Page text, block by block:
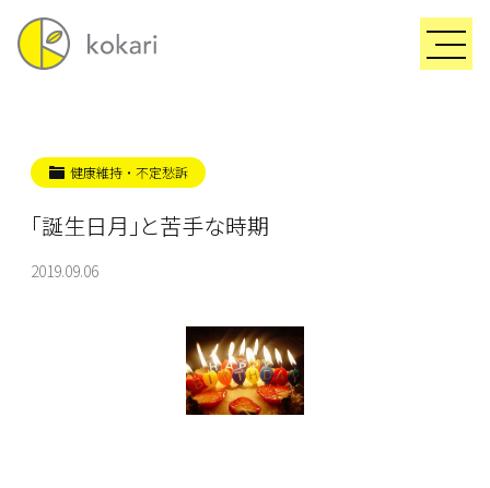
健康維持・不定愁訴
「誕生日月」と苦手な時期
2019.09.06